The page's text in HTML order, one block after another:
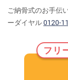
ご納骨式のお手伝
ーダイヤル0120-
フリ